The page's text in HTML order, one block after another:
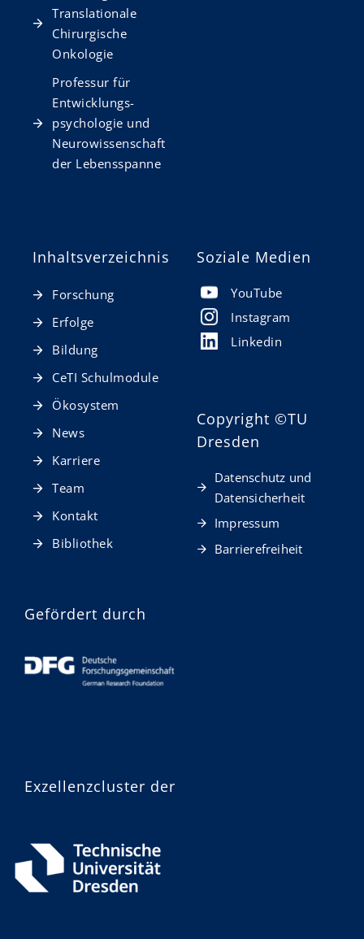
Translationale
Chirurgische
Onkologie
Professur für
Entwicklungs­
psychologie und
Neurowissen­schaft
der Lebensspanne
Inhaltsverzeichnis
Forschung
Erfolge
Bildung
CeTI Schulmodule
Ökosystem
News
Karriere
Team
Kontakt
Bibliothek
Soziale Medien
YouTube
Instagram
Linkedin
Copyright ©TU
Dresden
Datenschutz und
Datensicherheit
Impressum
Barrierefreiheit
Gefördert durch
Exzellenzcluster der